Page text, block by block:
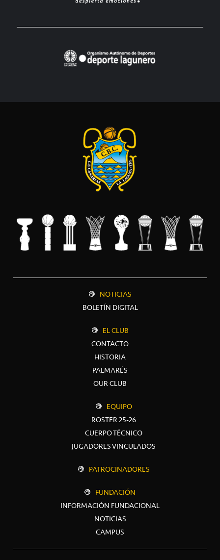
NOTICIAS
BOLETÍN DIGITAL
EL CLUB
CONTACTO
HISTORIA
PALMARÉS
OUR CLUB
EQUIPO
ROSTER 25-26
CUERPO TÉCNICO
JUGADORES VINCULADOS
PATROCINADORES
FUNDACIÓN
INFORMACIÓN FUNDACIONAL
NOTICIAS
CAMPUS